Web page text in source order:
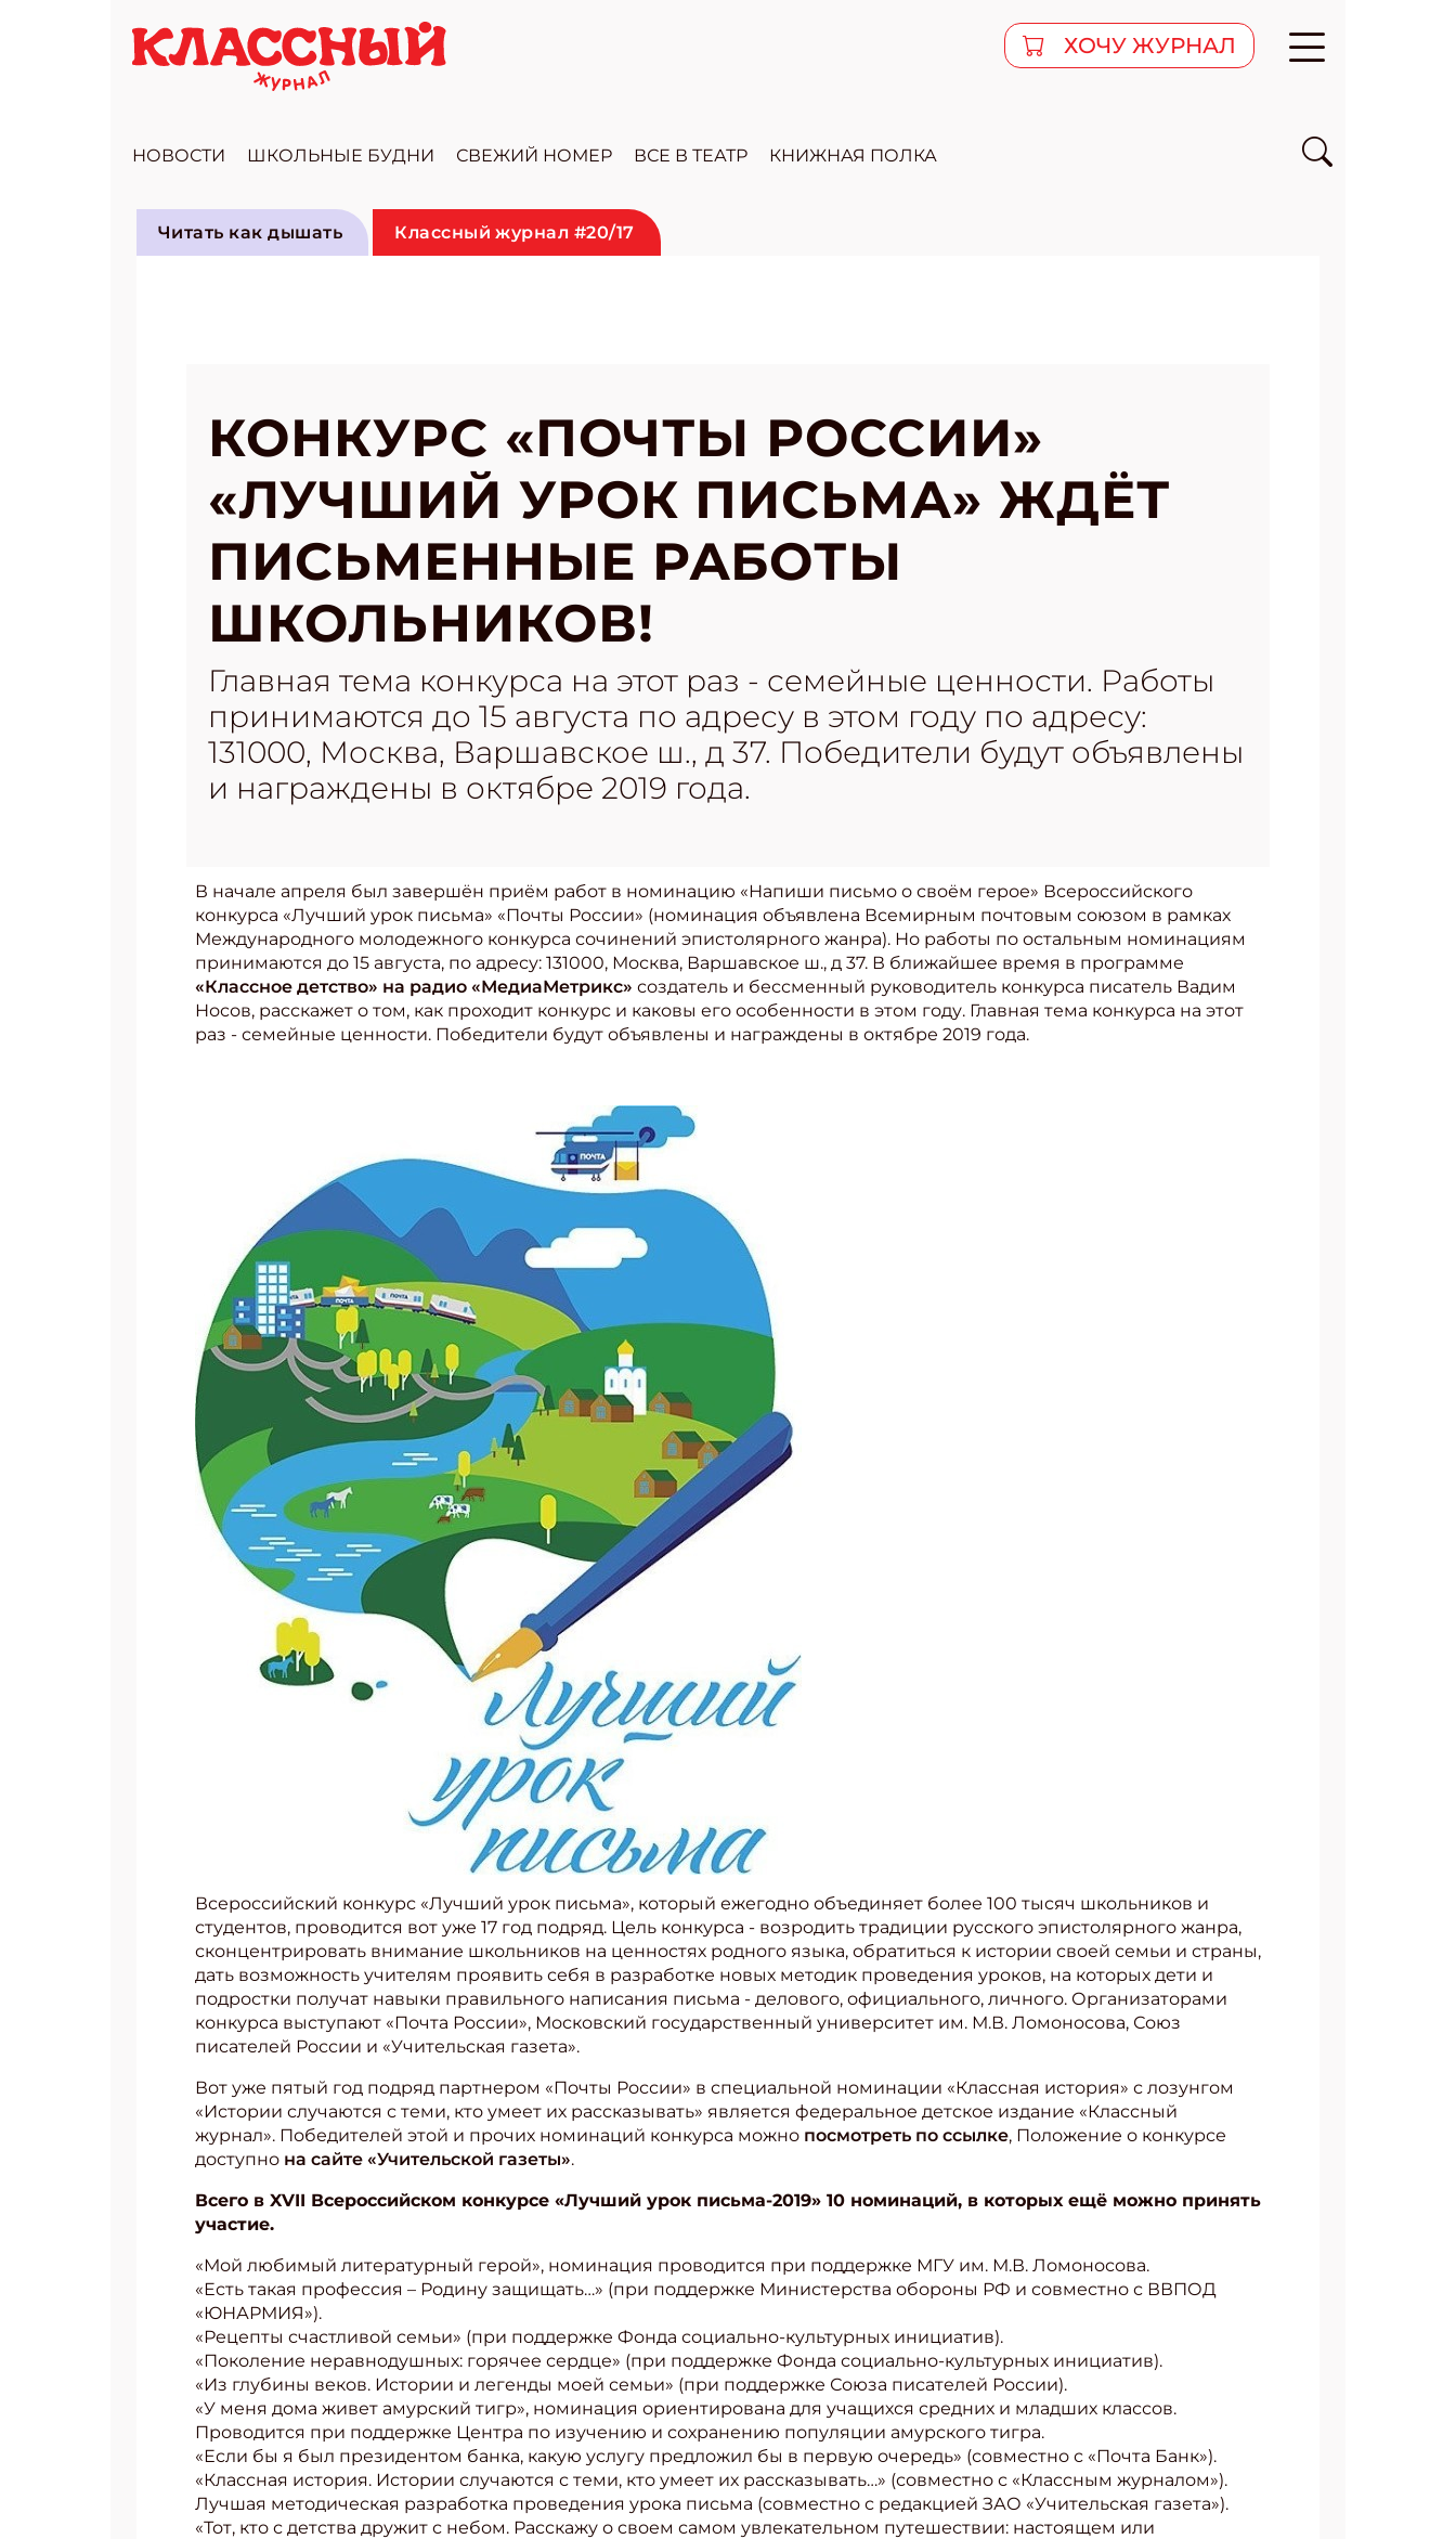
ХОЧУ ЖУРНАЛ
НОВОСТИ ШКОЛЬНЫЕ БУДНИ СВЕЖИЙ НОМЕР ВСЕ В ТЕАТР КНИЖНАЯ ПОЛКА
Читать как дышать Классный журнал #20/17
КОНКУРС «ПОЧТЫ РОССИИ»
«ЛУЧШИЙ УРОК ПИСЬМА» ЖДЁТ
ПИСЬМЕННЫЕ РАБОТЫ
ШКОЛЬНИКОВ!
Главная тема конкурса на этот раз - семейные ценности. Работы
принимаются до 15 августа по адресу в этом году по адресу:
131000, Москва, Варшавское ш., д 37. Победители будут объявлены
и награждены в октябре 2019 года.
В начале апреля был завершён приём работ в номинацию «Напиши письмо о своём герое» Всероссийского
конкурса «Лучший урок письма» «Почты России» (номинация объявлена Всемирным почтовым союзом в рамках
Международного молодежного конкурса сочинений эпистолярного жанра). Но работы по остальным номинациям
принимаются до 15 августа, по адресу: 131000, Москва, Варшавское ш., д 37. В ближайшее время в программе
«Классное детство» на радио «МедиаМетрикс» создатель и бессменный руководитель конкурса писатель Вадим
Носов, расскажет о том, как проходит конкурс и каковы его особенности в этом году. Главная тема конкурса на этот
раз - семейные ценности. Победители будут объявлены и награждены в октябре 2019 года.
Всероссийский конкурс «Лучший урок письма», который ежегодно объединяет более 100 тысяч школьников и
студентов, проводится вот уже 17 год подряд. Цель конкурса - возродить традиции русского эпистолярного жанра,
сконцентрировать внимание школьников на ценностях родного языка, обратиться к истории своей семьи и страны,
дать возможность учителям проявить себя в разработке новых методик проведения уроков, на которых дети и
подростки получат навыки правильного написания письма - делового, официального, личного. Организаторами
конкурса выступают «Почта России», Московский государственный университет им. М.В. Ломоносова, Союз
писателей России и «Учительская газета».
Вот уже пятый год подряд партнером «Почты России» в специальной номинации «Классная история» с лозунгом
«Истории случаются с теми, кто умеет их рассказывать» является федеральное детское издание «Классный
журнал». Победителей этой и прочих номинаций конкурса можно посмотреть по ссылке, Положение о конкурсе
доступно на сайте «Учительской газеты».
Всего в XVII Всероссийском конкурсе «Лучший урок письма-2019» 10 номинаций, в которых ещё можно принять
участие.
«Мой любимый литературный герой», номинация проводится при поддержке МГУ им. М.В. Ломоносова.
«Есть такая профессия – Родину защищать…» (при поддержке Министерства обороны РФ и совместно с ВВПОД
«ЮНАРМИЯ»).
«Рецепты счастливой семьи» (при поддержке Фонда социально-культурных инициатив).
«Поколение неравнодушных: горячее сердце» (при поддержке Фонда социально-культурных инициатив).
«Из глубины веков. Истории и легенды моей семьи» (при поддержке Союза писателей России).
«У меня дома живет амурский тигр», номинация ориентирована для учащихся средних и младших классов.
Проводится при поддержке Центра по изучению и сохранению популяции амурского тигра.
«Если бы я был президентом банка, какую услугу предложил бы в первую очередь» (совместно с «Почта Банк»).
«Классная история. Истории случаются с теми, кто умеет их рассказывать…» (совместно с «Классным журналом»).
Лучшая методическая разработка проведения урока письма (совместно с редакцией ЗАО «Учительская газета»).
«Тот, кто с детства дружит с небом. Расскажу о своем самом увлекательном путешествии: настоящем или